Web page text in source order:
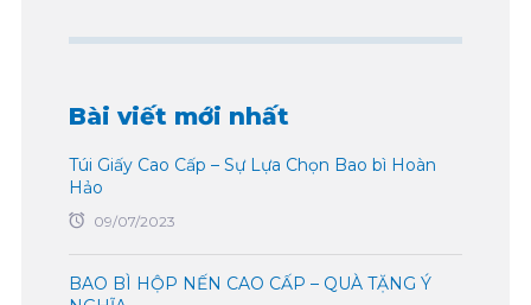
Bài viết mới nhất
Túi Giấy Cao Cấp – Sự Lựa Chọn Bao bì Hoàn
Hảo
09/07/2023
BAO BÌ HỘP NẾN CAO CẤP – QUÀ TẶNG Ý